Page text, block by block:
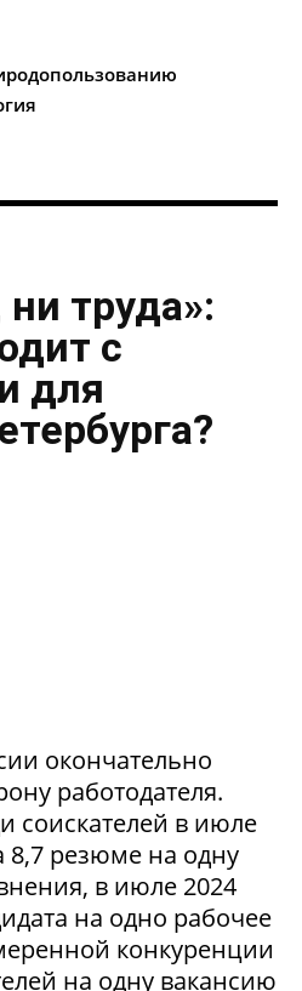
труда»:
с
для
окончательно
работодателя.
соискателей в июле
8,7 резюме на одну
в июле 2024
на одно рабочее
конкуренции
на одну вакансию